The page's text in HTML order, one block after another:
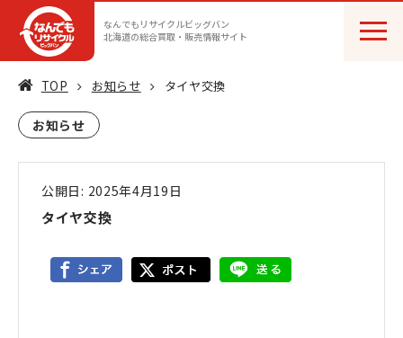
なんでもリサイクルビッグバン
北海道の総合買取・販売情報サイト
TOP お知らせ タイヤ交換
お知らせ
公開日: 2025年4月19日
タイヤ交換